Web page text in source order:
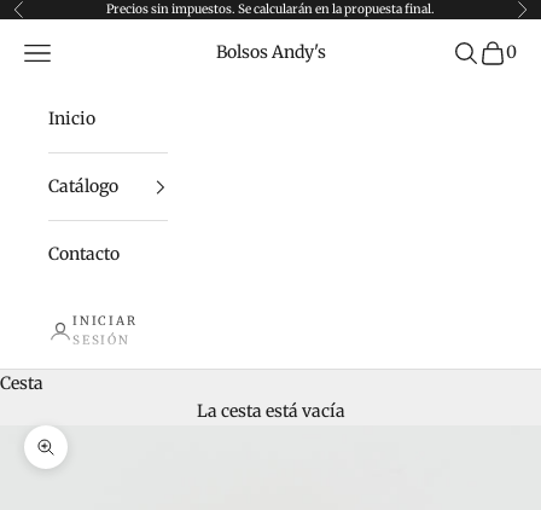
Ir al contenido
Anterior Precios sin impuestos. Se calcularán en la propuesta final.
Bolsos Andy's
Menú Buscar0
Inicio
Catálogo
Contacto
INICIAR
SESIÓN
Cesta
La cesta está vacía
Zoom